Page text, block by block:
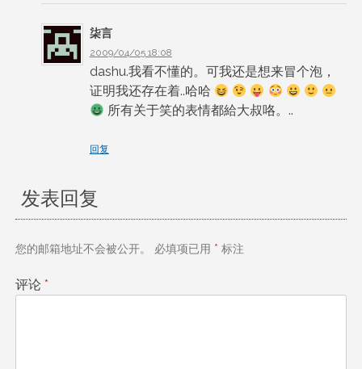
柒言
2009/04/05 18:08
dashu.我看不懂的。可我还是想来冒个泡，
证明我还存在着..哈哈
所有关于笑的表情都給大叔咯。..
回复
发表回复
您的邮箱地址不会被公开。 必填项已用 * 标注
评论 *